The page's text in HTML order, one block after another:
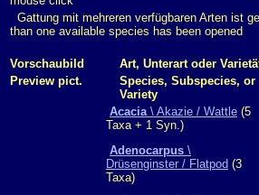
Gattung mit mehreren verfügbaren Arten ist
than one available species has been opened
Vorschaubild Art, Unterart oder
Preview pict.
Species, Subspecies, or
Variety
Acacia\ Akazie / Wattle (5
Taxa + 1 Syn.)
Adenocarpus \
Drüsenginster / Flatpod (3
Taxa)